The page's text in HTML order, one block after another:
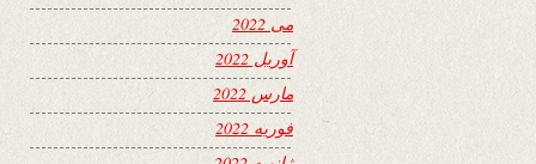
می 2022
آوریل 2022
مارس 2022
فوریه 2022